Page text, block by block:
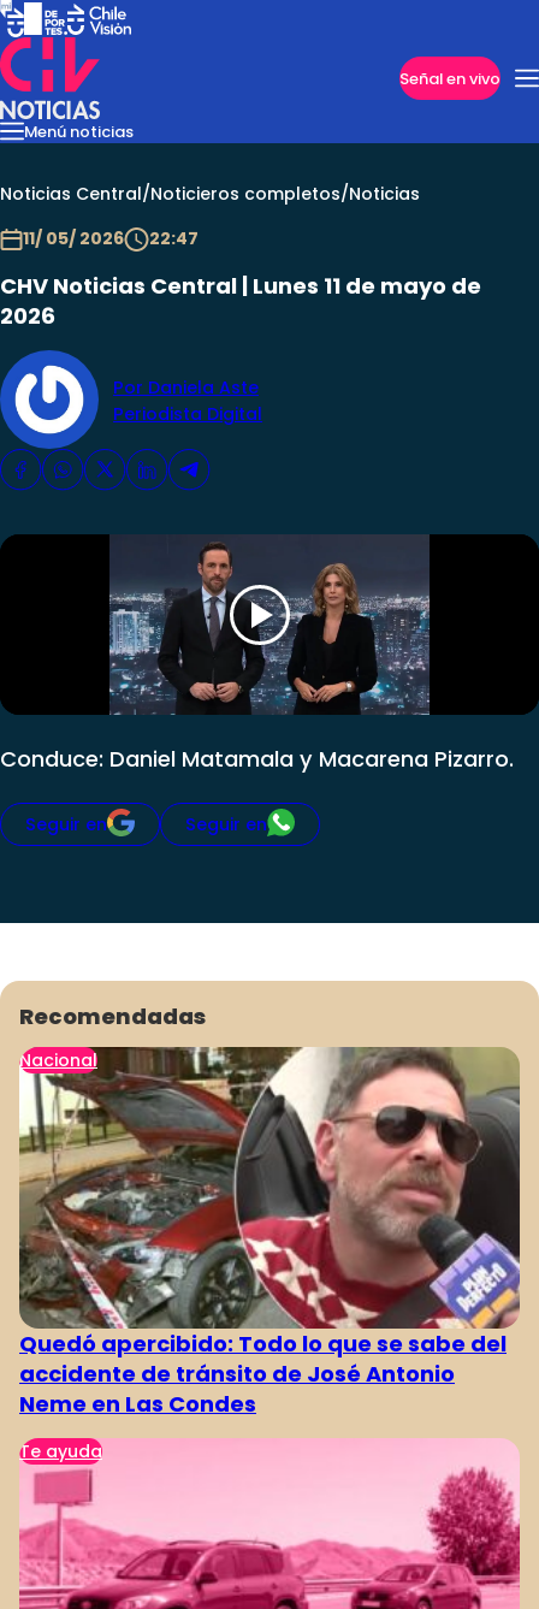
Señal en vivo
Menú noticias
InternacionalReportajesCazanoticiasEconomíaCasos
Noticias Central/Noticieros completos/Noticias
11/ 05/ 2026
22:47
CHV Noticias Central | Lunes 11 de mayo de
2026
Por Daniela Aste
Periodista Digital
Conduce: Daniel Matamala y Macarena Pizarro.
Seguir en Seguir en
Recomendadas
Nacional
Quedó apercibido: Todo lo que se sabe del
accidente de tránsito de José Antonio
Neme en Las Condes
Te ayuda
Imperdibles
Club De La Comedia
Contigo en Directo
Plan Perfecto
El Tiempo
Sabingo